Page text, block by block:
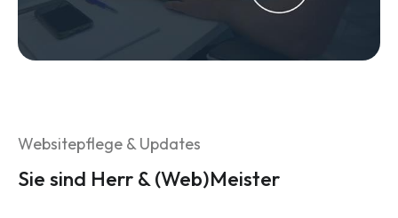
Websitepflege & Updates
Sie sind Herr & (Web)Meister